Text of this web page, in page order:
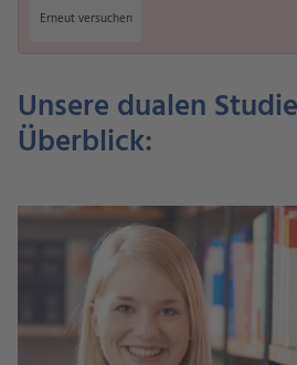
Erneut versuchen
Unsere dualen
Überblick: